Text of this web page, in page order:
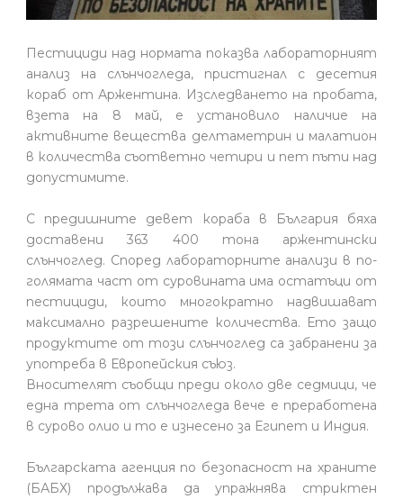
Пестициди над нормата показва лабораторният
анализ на слънчогледа, пристигнал с десетия
кораб от Аржентина. Изследването на пробата,
взета на 8 май, е установило наличие на
активните вещества делтаметрин и малатион
в количества съответно четири и пет пъти над
допустимите.
С предишните девет кораба в България бяха
доставени 363 400 тона аржентински
слънчоглед. Според лабораторните анализи в по-
голямата част от суровината има остатъци от
пестициди, които многократно надвишават
максимално разрешените количества. Ето защо
продуктите от този слънчоглед са забранени за
употреба в Европейския съюз.
Вносителят съобщи преди около две седмици, че
една трета от слънчогледа вече е преработена
в сурово олио и то е изнесено за Египет и Индия.
Българската агенция по безопасност на храните
(БАБХ) продължава да упражнява стриктен